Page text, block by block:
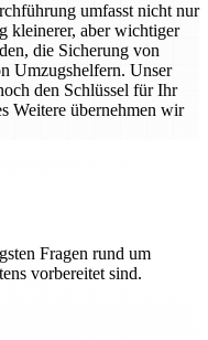
umfasst nicht nur
kleinerer, aber wichtiger
die Sicherung von
Umzugshelfern. Unser
den Schlüssel für Ihr
Weitere übernehmen wir
Fragen rund um
vorbereitet sind.